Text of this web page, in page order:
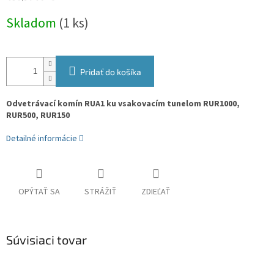
cena:
Skladom (1 ks)
Pridať do košíka
Odvetrávací komín RUA1 ku vsakovacím tunelom RUR1000,
RUR500, RUR150
Detailné informácie
OPÝTAŤ SA STRÁŽIŤ ZDIEĽAŤ
Súvisiaci tovar